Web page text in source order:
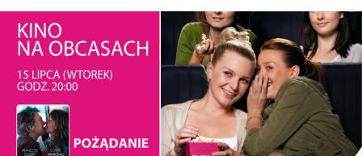
Kliknij, aby powiększyć